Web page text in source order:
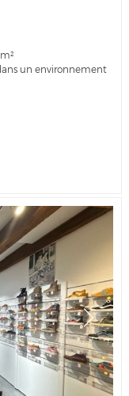
un environnement